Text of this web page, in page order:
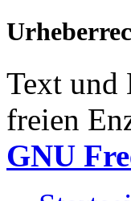
Text und
freien
GNU